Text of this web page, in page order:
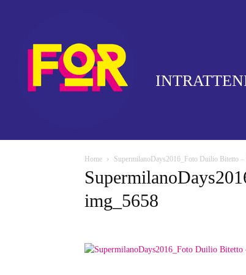
Home SupermilanoDays2016_Foto Duilio Bitetto
img_5658